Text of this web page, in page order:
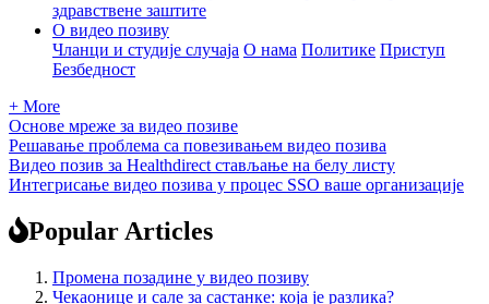
здравствене заштите
О видео позиву
Чланци и студије случаја О нама Политике Приступ
Безбедност
+ More
Основе мреже за видео позиве
Решавање проблема са повезивањем видео позива
Видео позив за Healthdirect стављање на белу листу
Интегрисање видео позива у процес SSO ваше организације
Popular Articles
Промена позадине у видео позиву
Чекаонице и сале за састанке: која је разлика?